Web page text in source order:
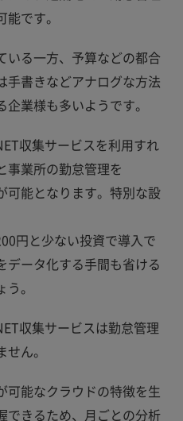
です。
いる一方、予算などの都合
手書きなどアナログな方法
業様も多いようです。
収集サービスを利用すれ
事業所の勤怠管理を
能となります。特別な設
円と少ない投資で導入で
データ化する手間も省ける
。
収集サービスは勤怠管理
ん。
可能なクラウドの特徴を生
できるため、月ごとの分析